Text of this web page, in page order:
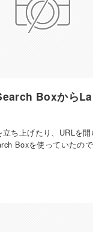
Boxから
ち上げたり、URLを
Boxを使っていたの